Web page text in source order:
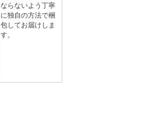
ならないよう丁寧
に独自の方法で梱
包してお届けしま
す。